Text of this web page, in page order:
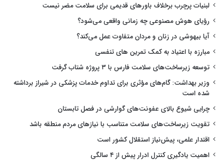
لبنیات پرچرب برخلاف باورهای قدیمی برای سلامت مضر نیست
رؤیای هوش مصنوعی چه زمانی واقعی می‌شود؟
آیا بیهوشی در زنان و مردان متفاوت عمل می‌کند؟
مبارزه با اعتیاد به کمک تمرین های تنفسی
توسعه زیرساخت‌های سلامت فارس با ۳ پروژه شتاب گرفت
وزیر بهداشت: گام‌های مؤثری برای تداوم خدمات پزشکی در شیراز برداشته
شده است
چرایی شیوع بالای عفونت‌های گوارشی در فصل تابستان
تقویت زیرساخت‌های سلامت متناسب با نیازهای مردم منطقه باشد
اقتدار علمی، پیش‌نیاز استقلال کشور است
اهمیت یادگیری کنترل ادرار پیش از ۴ سالگی